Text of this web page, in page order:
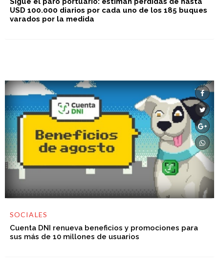
USD 100.000 diarios por cada uno de los 185 buques
varados por la medida
SOCIALES
Cuenta DNI renueva beneficios y promociones para
sus más de 10 millones de usuarios